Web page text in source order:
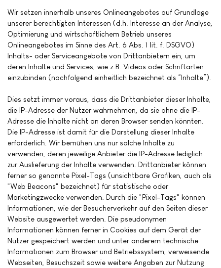
Wir setzen innerhalb unseres Onlineangebotes auf Grundlage
unserer berechtigten Interessen (d.h. Interesse an der Analyse,
Optimierung und wirtschaftlichem Betrieb unseres
Onlineangebotes im Sinne des Art. 6 Abs. 1 lit. f. DSGVO)
Inhalts- oder Serviceangebote von Drittanbietern ein, um
deren Inhalte und Services, wie z.B. Videos oder Schriftarten
einzubinden (nachfolgend einheitlich bezeichnet als “Inhalte”).
Dies setzt immer voraus, dass die Drittanbieter dieser Inhalte,
die IP-Adresse der Nutzer wahrnehmen, da sie ohne die IP-
Adresse die Inhalte nicht an deren Browser senden könnten.
Die IP-Adresse ist damit für die Darstellung dieser Inhalte
erforderlich. Wir bemühen uns nur solche Inhalte zu
verwenden, deren jeweilige Anbieter die IP-Adresse lediglich
zur Auslieferung der Inhalte verwenden. Drittanbieter können
ferner so genannte Pixel-Tags (unsichtbare Grafiken, auch als
"Web Beacons" bezeichnet) für statistische oder
Marketingzwecke verwenden. Durch die "Pixel-Tags" können
Informationen, wie der Besucherverkehr auf den Seiten dieser
Website ausgewertet werden. Die pseudonymen
Informationen können ferner in Cookies auf dem Gerät der
Nutzer gespeichert werden und unter anderem technische
Informationen zum Browser und Betriebssystem, verweisende
Webseiten, Besuchszeit sowie weitere Angaben zur Nutzung